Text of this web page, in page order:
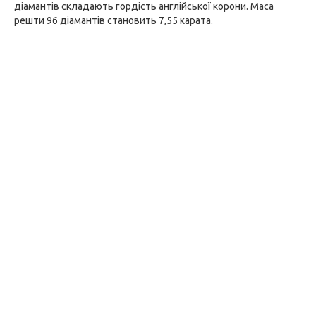
діамантів складають гордість англійської корони. Маса
решти 96 діамантів становить 7,55 карата.